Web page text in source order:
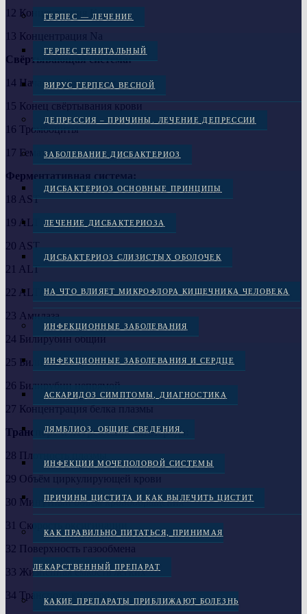
ГЕРПЕС — ЛЕЧЕНИЕ
ГЕРПЕС ГЕНИТАЛЬНЫЙ
ВИРУС ГЕРПЕСА ВЕСНОЙ
ДЕПРЕССИЯ – ПРИЧИНЫ. ЛЕЧЕНИЕ ДЕПРЕССИИ
ЗАБОЛЕВАНИЕ ДИСБАКТЕРИОЗ
ДИСБАКТЕРИОЗ ОСНОВНЫЕ ПРИНЦИПЫ
ЛЕЧЕНИЕ ДИСБАКТЕРИОЗА
ДИСБАКТЕРИОЗ СЛИЗИСТЫХ ОБОЛОЧЕК
НА ЧТО ВЛИЯЕТ МИКРОФЛОРА КИШЕЧНИКА ЧЕЛОВЕКА
ИНФЕКЦИОННЫЕ ЗАБОЛЕВАНИЯ
ИНФЕКЦИОННЫЕ ЗАБОЛЕВАНИЯ И СЕРДЦЕ
АСКАРИДОЗ СИМПТОМЫ, ДИАГНОСТИКА
ЛЯМБЛИОЗ. ОБЩИЕ СВЕДЕНИЯ.
ИНФЕКЦИИ МОЧЕПОЛОВОЙ СИСТЕМЫ
ПРИЧИНЫ ЦИСТИТА И КАК ВЫЛЕЧИТЬ ЦИСТИТ
КАК ПРАВИЛЬНО ПИТАТЬСЯ, ПРИНИМАЯ
ЛЕКАРСТВЕННЫЙ ПРЕПАРАТ
КАКИЕ ПРЕПАРАТЫ ПРИБЛИЖАЮТ БОЛЕЗНЬ
12 Концентрация K
13 Концентрация Na
Свёртывающая система:
14 Начало свёртывания крови
15 Конец свёртывания крови
16 Тромбоциты
17 Гематокрит
Ферментативная система:
18 AST
19 ALT
20 AST
21 ALT
22 ALT/AST
23 Амилаза
24 Билирубин общий
25 Билирубин прямой
26 Билирубин непрямой
27 Концентрация белка плазмы
Транспорт и потребление кислорода:
28 Плотность плазмы
29 Объём циркулирующей крови
30 Минутный объём кровообращения
31 Скорость оксигинации
32 Поверхность газообмена
33 Жизненная ёмкость лёгких
34 Транспорт кислорода